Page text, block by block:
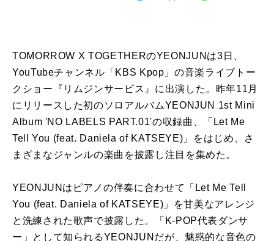
TOMORROW X TOGETHERのYEONJUNは3日、
YouTubeチャンネル「KBS Kpop」の音楽ライブトー
クショー『リムジンサービス』に出演した。昨年11月
にリリースした初のソロアルバムYEONJUN 1st Mini
Album 'NO LABELS PART.01'の収録曲、「Let Me
Tell You (feat. Daniela of KATSEYE)」をはじめ、さ
まざまなジャンルの楽曲を披露し注目を集めた。
YEONJUNはピアノの伴奏に合わせて「Let Me Tell
You (feat. Daniela of KATSEYE)」を甘美なアレンジ
と洗練された歌声で披露した。「K-POP代表ダンサ
ー」として知られるYEONJUNだが、魅惑的な音色の